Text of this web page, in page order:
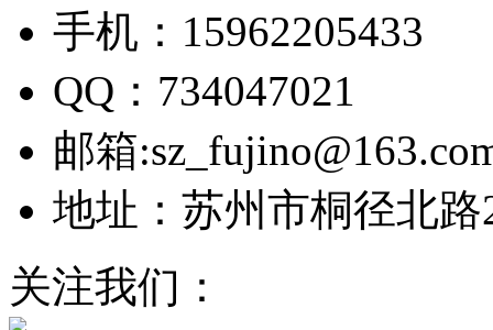
手机：15962205433
QQ：734047021
邮箱
地址：苏州市桐径北路
关注我们：